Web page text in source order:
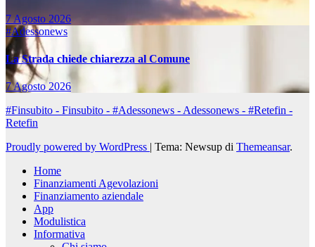
7 Agosto 2026
#Adessonews
La Strada chiede chiarezza al Comune
7 Agosto 2026
#Finsubito - Finsubito - #Adessonews - Adessonews - #Retefin -
Retefin
Proudly powered by WordPress
Tema: Newsup di Themeansar.
Home
Finanziamenti Agevolazioni
Finanziamento aziendale
App
Modulistica
Informativa